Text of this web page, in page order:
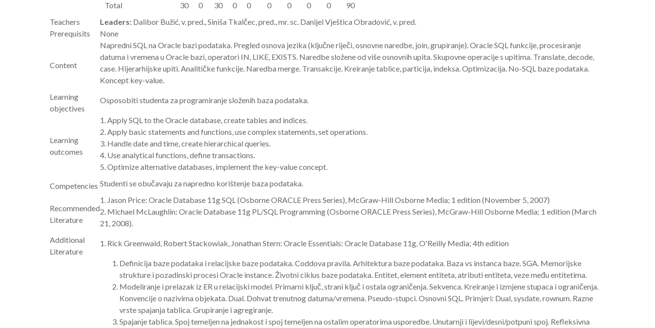
Total
30
0
30
0
0
0
0
0
0
90
Teachers
Leaders: Dalibor Bužić, v. pred., Siniša Tkalčec, pred., mr. sc. Danijel Vještica Obradović, v. pred.
Prerequisits
None
Content
Napredni SQL na Oracle bazi podataka. Pregled osnova jezika (ključne riječi, osnovne naredbe, join, grupiranje). Oracle SQL funkcije, procesiranje
datuma i vremena u Oracle bazi, operatori IN, LIKE, EXISTS. Naredbe složene od više osnovnih upita. Skupovne operacije s upitima. Translate, decode,
case. Hijerarhijske upiti. Analitičke funkcije. Naredba merge. Transakcije. Kreiranje tablice, particija, indeksa. Optimizacija. No-SQL baze podataka.
Koncept key-value.
Learning
objectives
Osposobiti studenta za programiranje složenih baza podataka.
Learning
outcomes
1. Apply SQL to the Oracle database, create tables and indices.
2. Apply basic statements and functions, use complex statements, set operations.
3. Handle date and time, create hierarchical queries.
4. Use analytical functions, define transactions.
5. Optimize alternative databases, implement the key-value concept.
Competencies Studenti se obučavaju za napredno korištenje baza podataka.
Recommended
Literature
1. Jason Price: Oracle Database 11g SQL (Osborne ORACLE Press Series), McGraw-Hill Osborne Media; 1 edition (November 5, 2007)
2. Michael McLaughlin: Oracle Database 11g PL/SQL Programming (Osborne ORACLE Press Series), McGraw-Hill Osborne Media; 1 edition (March
21, 2008).
Additional
Literature
1. Rick Greenwald, Robert Stackowiak, Jonathan Stern: Oracle Essentials: Oracle Database 11g, O'Reilly Media; 4th edition
Definicija baze podataka i relacijske baze podataka. Coddova pravila. Arhitektura baze podataka. Baza vs instanca baze. SGA. Memorijske
strukture i pozadinski procesi Oracle instance. Životni ciklus baze podataka. Entitet, element entiteta, atributi entiteta, veze među entitetima.
Modeliranje i prelazak iz ER u relacijski model. Primarni ključ, strani ključ i ostala ograničenja. Sekvenca. Kreiranje i izmjene stupaca i ograničenja.
Konvencije o nazivima objekata. Dual. Dohvat trenutnog datuma/vremena. Pseudo-stupci. Osnovni SQL. Primjeri: Dual, sysdate, rownum. Razne
vrste spajanja tablica. Grupiranje i agregiranje.
Spajanje tablica. Spoj temeljen na jednakost i spoj temeljen na ostalim operatorima usporedbe. Unutarnji i lijevi/desni/potpuni spoj. Refleksivna